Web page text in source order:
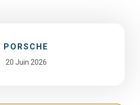
PORSCHE
20 Juin 2026